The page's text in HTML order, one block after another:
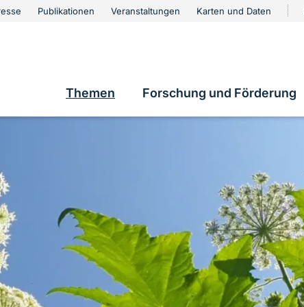
Publikationen Veranstaltungen Karten und Daten
Hauptnavigation
Themen Forschung und Förderung
Arten